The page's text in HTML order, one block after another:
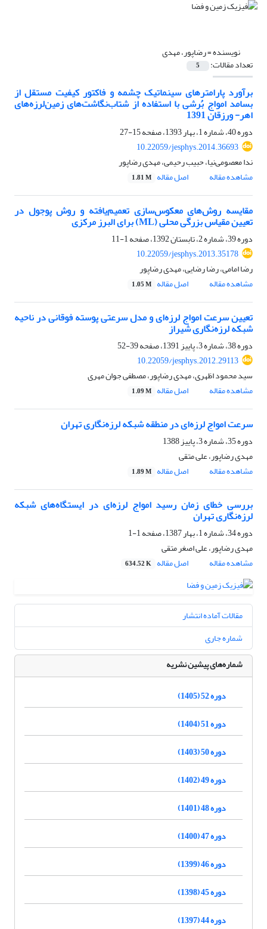
نویسنده =رضاپور، مهدی
تعداد مقالات: 5
برآورد پارامترهای سینماتیک چشمه و فاکتور کیفیت مستقل از
بسامد امواج بُرشی با استفاده از شتاب‌نگاشت‌‌‌‌های زمین‌لرزه‌های
اهر- ورزقان 1391
دوره 40، شماره 1، بهار 1393، صفحه
15-27
10.22059/jesphys.2014.36693
ندا معصومی‌نیا، حبیب رحیمی، مهدی رضاپور
مشاهده مقاله
اصل مقاله 1.81 M
مقایسه روش‌های معکوس‌سازی تعمیم‌یافته و روش پوجول در
تعیین مقیاس بزرگی محلی (ML) برای البرز مرکزی
دوره 39، شماره 2، تابستان 1392، صفحه
1-11
10.22059/jesphys.2013.35178
رضا امامی، رضا رضایی، مهدی رضاپور
مشاهده مقاله
اصل مقاله 1.05 M
تعیین سرعت امواج لرزه‌ای و مدل سرعتی پوسته فوقانی در ناحیه
شبکه لرزه‌نگاری شیراز
دوره 38، شماره 3، پاییز 1391، صفحه
39-52
10.22059/jesphys.2012.29113
سید محمود اظهری، مهدی رضاپور، مصطفی جوان مهری
مشاهده مقاله
اصل مقاله 1.09 M
سرعت امواج لرزه‌ای در منطقه شبکه لرزه‌نگاری تهران
دوره 35، شماره 3، پاییز 1388
مهدی رضاپور، علی متقی
مشاهده مقاله
اصل مقاله 1.89 M
بررسی خطای زمان رسید امواج لرزه‌ای در ایستگاه‌های شبکه
لرزه‌نگاری تهران
دوره 34، شماره 1، بهار 1387، صفحه
1-1
مهدی رضاپور، علی اصغر متقی
مشاهده مقاله
اصل مقاله 634.52 K
مقالات آماده انتشار
شماره جاری
شماره‌های پیشین نشریه
دوره 52 (1405)
دوره 51 (1404)
دوره 50 (1403)
دوره 49 (1402)
دوره 48 (1401)
دوره 47 (1400)
دوره 46 (1399)
دوره 45 (1398)
دوره 44 (1397)